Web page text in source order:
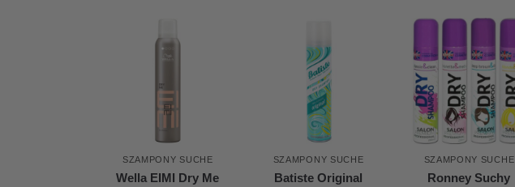
SZAMPONY SUCHE
Wella EIMI Dry Me
SZAMPONY SUCHE
Batiste Original
SZAMPONY SUCHE
Ronney Suchy